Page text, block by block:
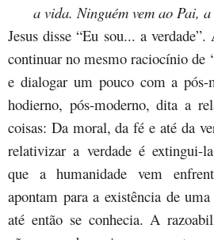
a vida. Ninguém vem ao Pai,
Jesus disse “Eu sou... a
continuar no mesmo raciocínio de ‘
e dialogar um pouco com a pós-
hodierno, pós-moderno, dita a
coisas: Da moral, da fé e até da
relativizar a verdade é extingui-
que a humanidade vem
apontam para a existência de
até então se conhecia. A